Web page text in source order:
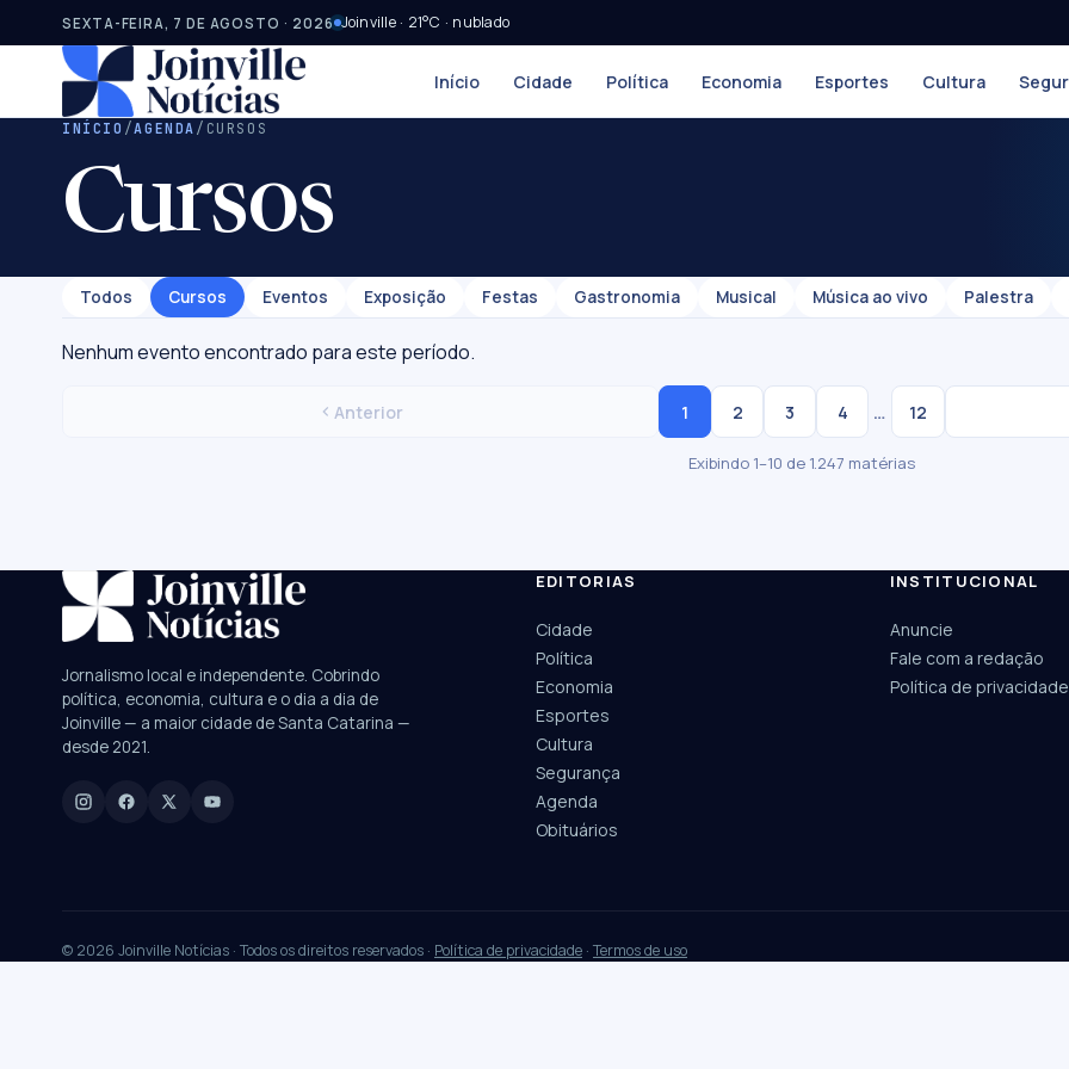
SEXTA-FEIRA, 7 DE AGOSTO · 2026 Joinville · 21°C · nublado
Início Cidade Política Economia Esportes Cultura
INÍCIO /AGENDA / CURSOS
Cursos
Todos Cursos Eventos Exposição Festas Gastronomia Musical Música ao vivo Palestra
Nenhum evento encontrado para este período.
Anterior 1 2 3 4 … 12
Exibindo 1–10 de 1.247 matérias
SUGESTÕES: JEC Contorno viário Câmara
Digite para buscar
Jornalismo local e independente. Cobrindo
política, economia, cultura e o dia a dia de
Joinville — a maior cidade de Santa Catarina —
desde 2021.
EDITORIAS
Cidade
Política
Economia
Esportes
Cultura
Segurança
Agenda
Obituários
INSTITUCIONAL
Anuncie
Fale com a redação
Política de privacidade
© 2026 Joinville Notícias · Todos os direitos reservados · Política de privacidade · Termos de uso